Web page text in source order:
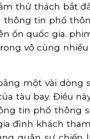
thử thách bắt
thông tin phổ
ổn quốc gia.
vô cùng
một vài dòng
tàu bay. Điều
tin phổ thông
đình khách